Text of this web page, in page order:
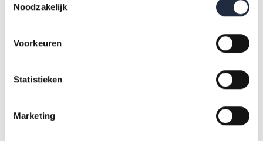
Noodzakelijk
Voorkeuren
Statistieken
Marketing
Veelgenoemde oplossingen zijn:
Bestuurders/beleidsmakers/managers mee latenlopen
met de werknemers op de werkvloer
teinitiëren en samen continue leren wat (niet) werkt
om passende zorg te leveren